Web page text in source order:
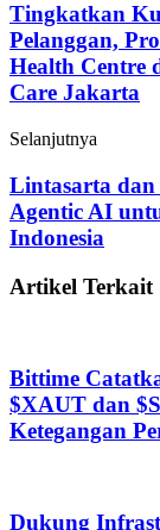
Tingkatkan
Pelanggan,
Health Centre
Care Jakarta
Selanjutnya
Lintasarta dan
Agentic AI
Indonesia
Artikel Terkait
Bittime
$XAUT dan
Ketegangan
Dukung